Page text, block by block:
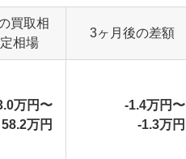
買取相
相場
3ヶ月後の差額
万円〜
58.2万円
-1.4万円〜
-1.3万円